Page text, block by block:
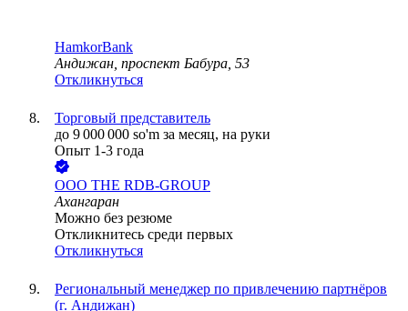
HamkorBank
Андижан, проспект Бабура, 53
Откликнуться
Торговый представитель
до 9 000 000 so'm за месяц, на руки
Опыт 1-3 года
ООО THE RDB-GROUP
Ахангаран
Можно без резюме
Откликнитесь среди первых
Откликнуться
Региональный менеджер по привлечению партнёров
(г. Андижан)